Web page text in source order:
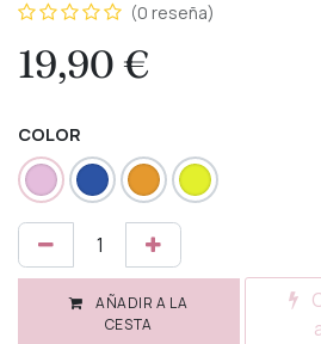
(0 reseña)
19,90 €
COLOR
AÑADIR A LA
CESTA